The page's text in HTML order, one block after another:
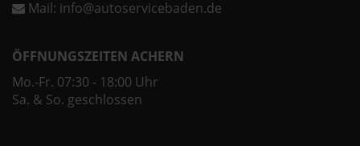
Mail: info@autoservicebaden.de
ÖFFNUNGSZEITEN ACHERN
Mo.-Fr. 07:30 - 18:00 Uhr
Sa. & So. geschlossen